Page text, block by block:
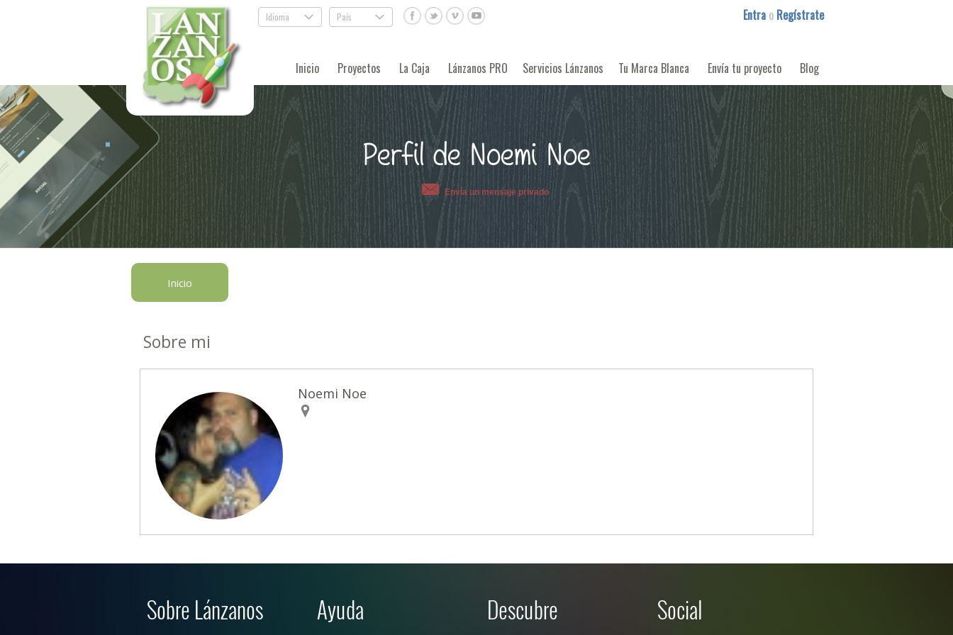
Idioma . País . Entra o Regístrate
Inicio Proyectos La Caja Lánzanos PRO Servicios Lánzanos Tu Marca Blanca Envía tu proyecto Blog
Perfil de Noemi Noe
Envía un mensaje privado
Inicio
Sobre mi
Noemi Noe
Sobre Lánzanos Ayuda Descubre Social